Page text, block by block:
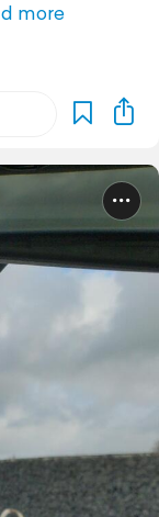
more